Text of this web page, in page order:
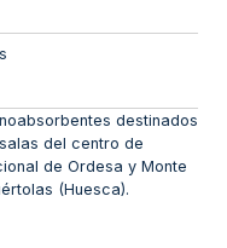
destinados
del centro de
de Ordesa y Monte
(Huesca).